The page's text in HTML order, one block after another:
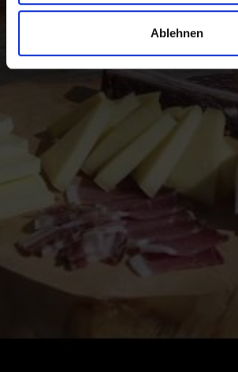
Ablehnen
Genießer unverfälschter